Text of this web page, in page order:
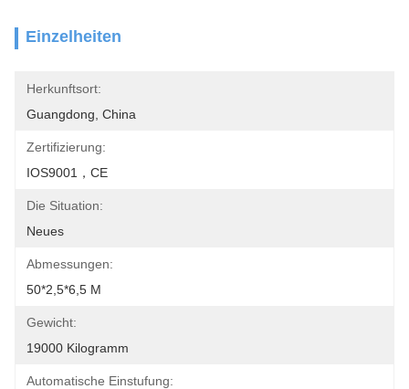
Einzelheiten
Herkunftsort:
Guangdong, China
Zertifizierung:
IOS9001，CE
Die Situation:
Neues
Abmessungen:
50*2,5*6,5 M
Gewicht:
19000 Kilogramm
Automatische Einstufung: